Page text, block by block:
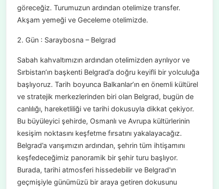
göreceğiz. Turumuzun ardından otelimize transfer.
Akşam yemeği ve Geceleme otelimizde.
2. Gün : Saraybosna – Belgrad
Sabah kahvaltımızın ardından otelimizden ayrılıyor ve
Sırbistan’ın başkenti Belgrad’a doğru keyifli bir yolculuğa
başlıyoruz. Tarih boyunca Balkanlar’ın en önemli kültürel
ve stratejik merkezlerinden biri olan Belgrad, bugün de
canlılığı, hareketliliği ve tarihi dokusuyla dikkat çekiyor.
Bu büyüleyici şehirde, Osmanlı ve Avrupa kültürlerinin
kesişim noktasını keşfetme fırsatını yakalayacağız.
Belgrad’a varışımızın ardından, şehrin tüm ihtişamını
keşfedeceğimiz panoramik bir şehir turu başlıyor.
Burada, tarihi atmosferi hissedebilir ve Belgrad'ın
geçmişiyle günümüzü bir araya getiren dokusunu